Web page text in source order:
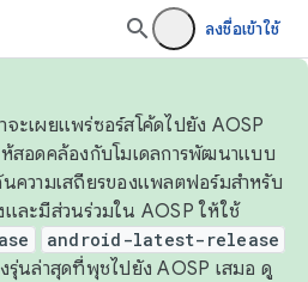
ลงชื่อเข้าใช้
ะเผยแพร่ซอร์สโค้ดไปยัง AOSP
สอดคล้องกับโมเดลการพัฒนาแบบ
ความเสถียรของแพลตฟอร์มสำหรับ
และมีส่วนร่วมใน AOSP ให้ใช้
android-latest-release
รุ่นล่าสุดที่พุชไปยัง AOSP เสมอ ดู